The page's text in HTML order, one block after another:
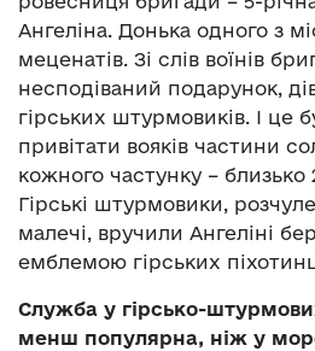
Ангеліна. Донька одного з
меценатів. Зі слів воїнів
несподіваний подарунок,
гірських штурмовиків. І це
привітати вояків частини
кожного частунку – близько
Гірські штурмовики,
малечі, вручили Ангеліні
емблемою гірських
Служба у гірсько-
менш популярна, ніж у